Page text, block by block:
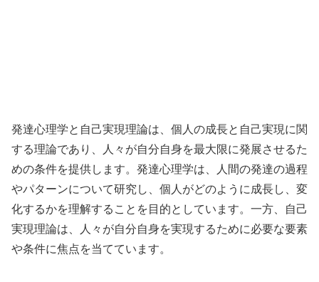
発達心理学と自己実現理論は、個人の成長と自己実現に関
する理論であり、人々が自分自身を最大限に発展させるた
めの条件を提供します。発達心理学は、人間の発達の過程
やパターンについて研究し、個人がどのように成長し、変
化するかを理解することを目的としています。一方、自己
実現理論は、人々が自分自身を実現するために必要な要素
や条件に焦点を当てています。